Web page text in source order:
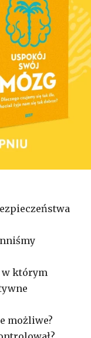
w którym
możliwe?